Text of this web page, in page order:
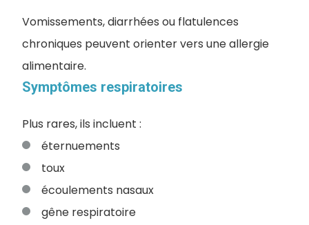
Vomissements, diarrhées ou flatulences
chroniques peuvent orienter vers une allergie
alimentaire.
Symptômes respiratoires
Plus rares, ils incluent :
éternuements
toux
écoulements nasaux
gêne respiratoire